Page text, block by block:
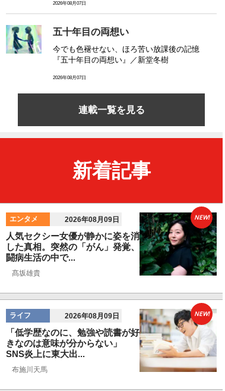
2026年08月07日
五十年目の両想い
今でも色褪せない、ほろ苦い放課後の記憶
『五十年目の両想い』／新堂冬樹
2026年08月07日
連載一覧を見る
新着記事
エンタメ 2026年08月09日
人気セクシー女優が静かに姿を消
した真相。突然の「がん」発覚、
闘病生活の中で...
髙坂雄貴
NEW!
ライフ 2026年08月09日
「低学歴なのに、勉強や読書が好
きなのは意味が分からない」
SNS炎上に東大出...
布施川天馬
NEW!